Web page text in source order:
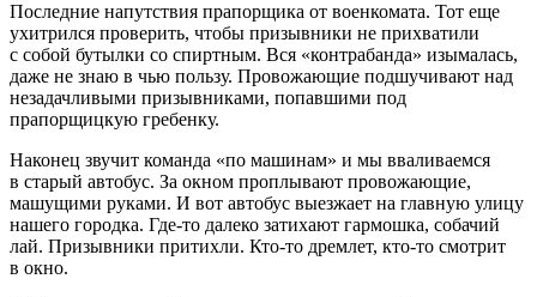
Последние напутствия прапорщика от военкомата. Тот еще
ухитрился проверить, чтобы призывники не прихватили
с собой бутылки со спиртным. Вся «контрабанда» изымалась,
даже не знаю в чью пользу. Провожающие подшучивают над
незадачливыми призывниками, попавшими под
прапорщицкую гребенку.
Наконец звучит команда «по машинам» и мы вваливаемся
в старый автобус. За окном проплывают провожающие,
машущими руками. И вот автобус выезжает на главную улицу
нашего городка. Где-то далеко затихают гармошка, собачий
лай. Призывники притихли. Кто-то дремлет, кто-то смотрит
в окно.